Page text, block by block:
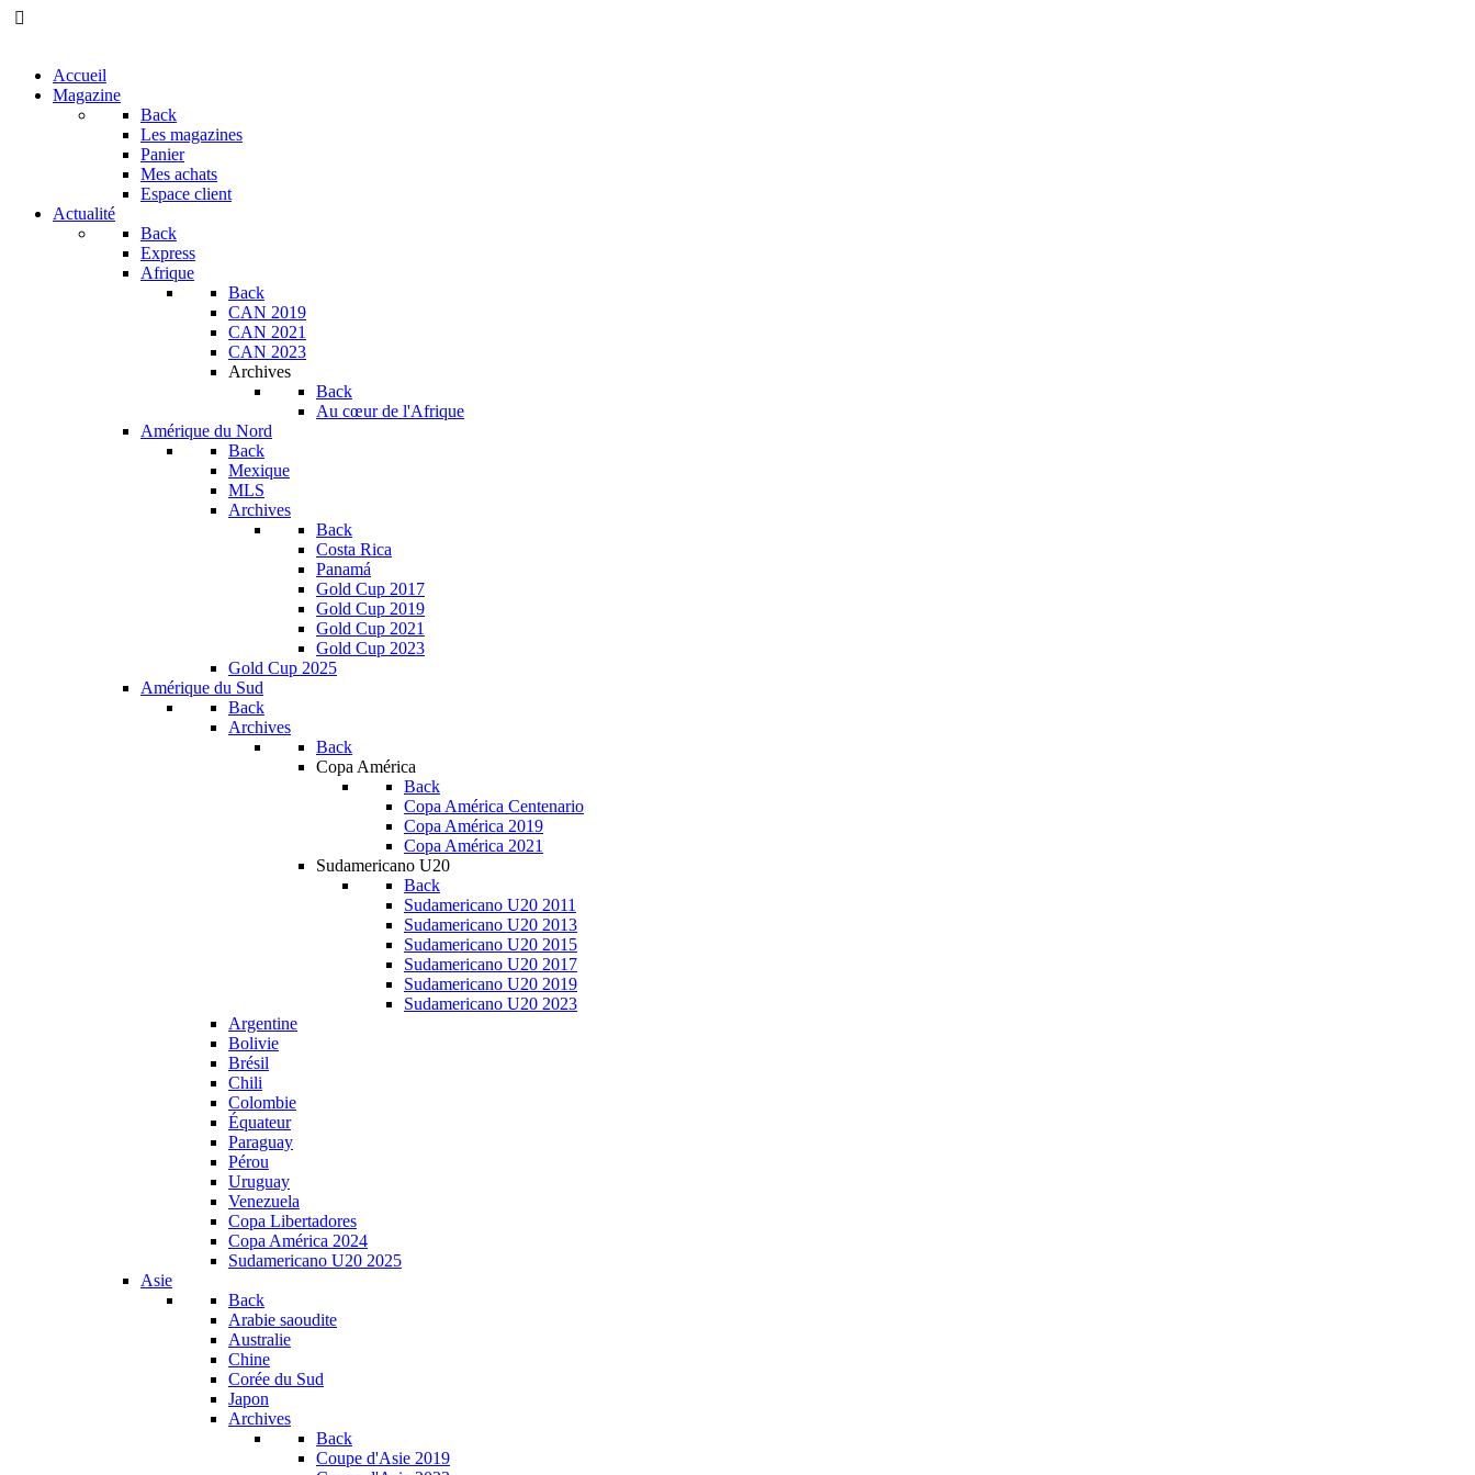
Accueil
Magazine
Back
Les magazines
Panier
Mes achats
Espace client
Actualité
Back
Express
Afrique
Back
CAN 2019
CAN 2021
CAN 2023
Archives
Back
Au cœur de l'Afrique
Amérique du Nord
Back
Mexique
MLS
Archives
Back
Costa Rica
Panamá
Gold Cup 2017
Gold Cup 2019
Gold Cup 2021
Gold Cup 2023
Gold Cup 2025
Amérique du Sud
Back
Archives
Back
Copa América
Back
Copa América Centenario
Copa América 2019
Copa América 2021
Sudamericano U20
Back
Sudamericano U20 2011
Sudamericano U20 2013
Sudamericano U20 2015
Sudamericano U20 2017
Sudamericano U20 2019
Sudamericano U20 2023
Argentine
Bolivie
Brésil
Chili
Colombie
Équateur
Paraguay
Pérou
Uruguay
Venezuela
Copa Libertadores
Copa América 2024
Sudamericano U20 2025
Asie
Back
Arabie saoudite
Australie
Chine
Corée du Sud
Japon
Archives
Back
Coupe d'Asie 2019